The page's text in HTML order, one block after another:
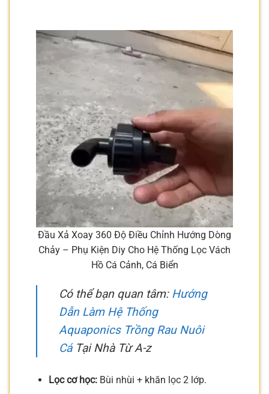
Đầu Xả Xoay 360 Độ Điều Chỉnh Hướng Dòng
Chảy – Phụ Kiện Diy Cho Hệ Thống Lọc Vách
Hồ Cá Cảnh, Cá Biển
Có thể bạn quan tâm: Hướng
Dẫn Làm Hệ Thống
Aquaponics Trồng Rau Nuôi
CáTại Nhà Từ A-z
Lọc cơ học:Bùi nhùi + khăn lọc 2 lớp.